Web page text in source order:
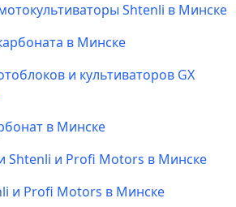
Shtenli в Минске
в Минске
и культиваторов GX
в Минске
Shtenli и Profi Motors в Минске
и Profi Motors в Минске